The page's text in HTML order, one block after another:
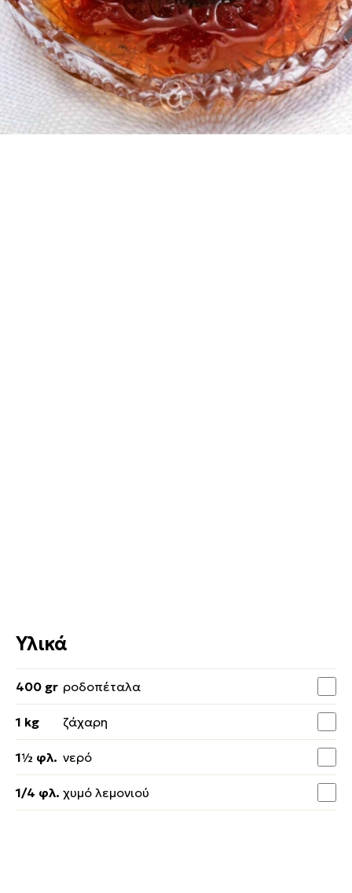
Εύκολη 1:30
30 λεπτά 1 ώρα
Υλικά
400 gr ροδοπέταλα
1 kg ζάχαρη
1½ φλ. νερό
1/4 φλ. χυμό λεμονιού